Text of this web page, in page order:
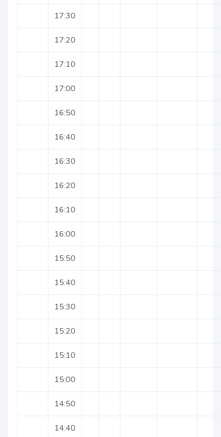
17:30
17:20
17:10
17:00
16:50
16:40
16:30
16:20
16:10
16:00
15:50
15:40
15:30
15:20
15:10
15:00
14:50
14:40